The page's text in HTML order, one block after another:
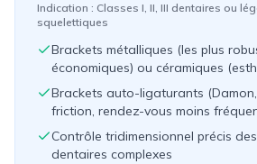
Indication : Classes I, II, III dentaires ou
squelettiques
Brackets métalliques (les plus
économiques) ou céramiques
Brackets auto-ligaturants
friction, rendez-vous moins
Contrôle tridimensionnel précis
dentaires complexes